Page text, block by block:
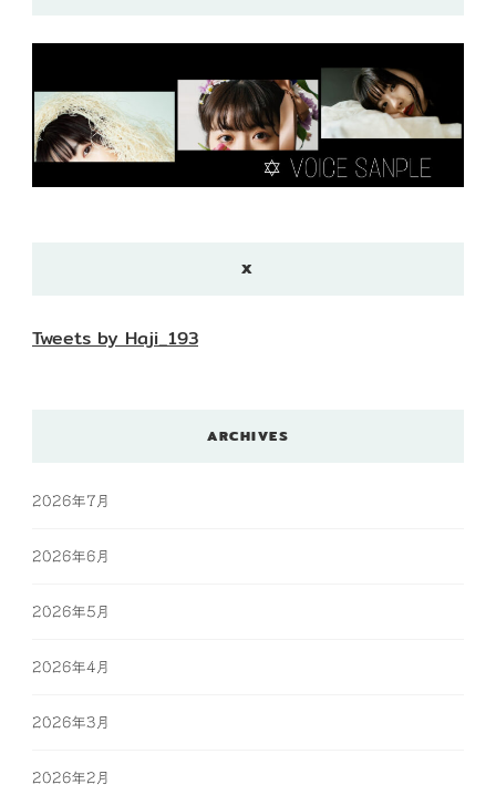
X
Tweets by Haji_193
ARCHIVES
2026年7月
2026年6月
2026年5月
2026年4月
2026年3月
2026年2月